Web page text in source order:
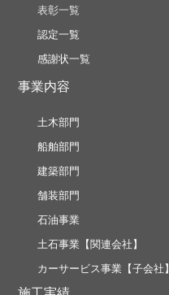
表彰一覧
認定一覧
感謝状一覧
事業内容
土木部門
船舶部門
建築部門
舗装部門
石油事業
土石事業【関連会社】
カーサービス事業【子会社】